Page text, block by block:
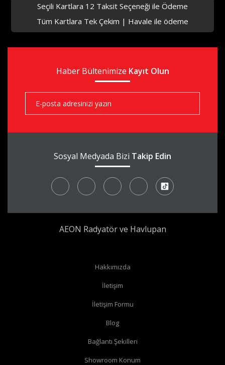
aks
Radyatör borularınız yerden çıkıyor ve radyatörünüzün yan
Radyatör borularınız yerden çıkıyor ve radyatörünüzün alt
düz vanaalabilirsiniz.
Radyatör borularınız duvardan çıkıyor ve radyatörün yan
köşe vana
alabilirsiniz.
Seçili Kartlara 12 Taksit Seçeneği ile Ödeme
Tüm Kartlara Tek Çekim | Havale ile ödeme
Haber Bültenimize Kayıt Olun
Sosyal Medyada Bizi Takip Edin
AEON Radyatör ve Havlupan
Hakkımızda
İletişim
İletişim Formu
Blog
Bağlantı Şekilleri
Showroom Konum